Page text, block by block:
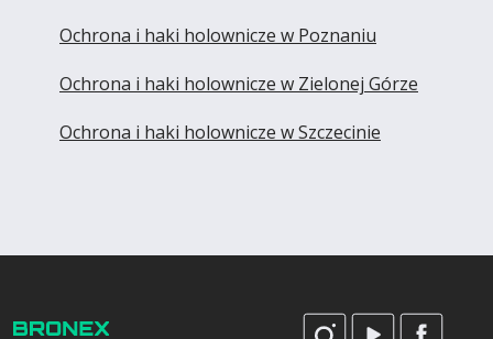
Ochrona i haki holownicze w Poznaniu
Ochrona i haki holownicze w Zielonej Górze
Ochrona i haki holownicze w Szczecinie